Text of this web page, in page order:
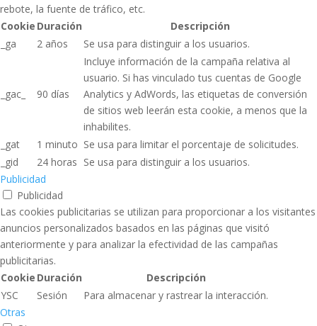
rebote, la fuente de tráfico, etc.
Cookie Duración
Descripción
_ga
2 años Se usa para distinguir a los usuarios.
_gac_ 90 días
Incluye información de la campaña relativa al
usuario. Si has vinculado tus cuentas de Google
Analytics y AdWords, las etiquetas de conversión
de sitios web leerán esta cookie, a menos que la
inhabilites.
_gat
1 minuto Se usa para limitar el porcentaje de solicitudes.
_gid
24 horas Se usa para distinguir a los usuarios.
Publicidad
Publicidad
Las cookies publicitarias se utilizan para proporcionar a los visitantes
anuncios personalizados basados ​​en las páginas que visitó
anteriormente y para analizar la efectividad de las campañas
publicitarias.
Cookie Duración
Descripción
YSC
Sesión
Para almacenar y rastrear la interacción.
Otras